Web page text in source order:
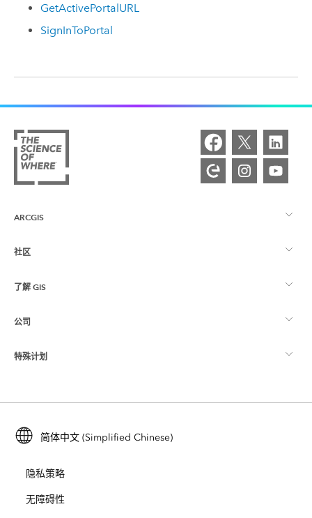
GetActivePortalURL
SignInToPortal
ARCGIS
ArcGIS 概览
制图
社区
Esri 社区
ArcGIS 博客
Esri 年轻专家关系网
了解 GIS
什么是 GIS？
位置智能
培训
ArcUser
ArcNews
公司
关于 Esri
招贤纳士
开放视野
特殊计划
ArcGIS for Student Use
保护
简体中文 (Simplified Chinese)
隐私策略
无障碍性